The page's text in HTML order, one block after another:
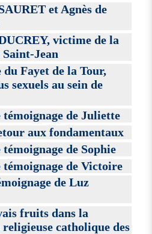
et Agnès de
victime de la
Jean
du Fayet de la Tour,
sexuels au sein de
de Juliette
aux fondamentaux
de Sophie
témoignage de Victoire
de Luz
fruits dans la
catholique des